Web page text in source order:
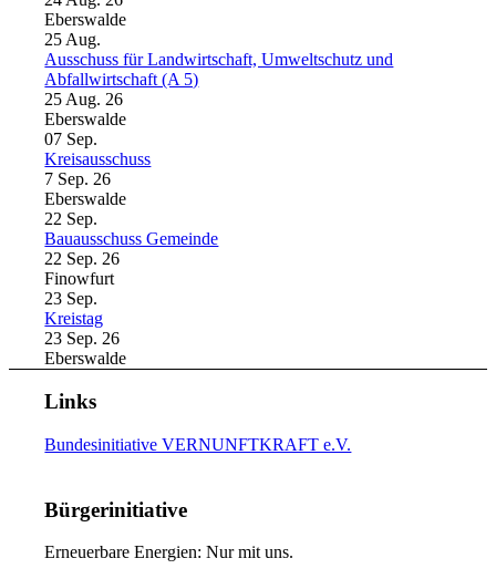
Eberswalde
25 Aug.
Ausschuss für Landwirtschaft, Umweltschutz und
Abfallwirtschaft (A 5)
25 Aug. 26
Eberswalde
07 Sep.
Kreisausschuss
7 Sep. 26
Eberswalde
22 Sep.
Bauausschuss Gemeinde
22 Sep. 26
Finowfurt
23 Sep.
Kreistag
23 Sep. 26
Eberswalde
Links
Bundesinitiative VERNUNFTKRAFT e.V.
Bürgerinitiative
Erneuerbare Energien: Nur mit uns.